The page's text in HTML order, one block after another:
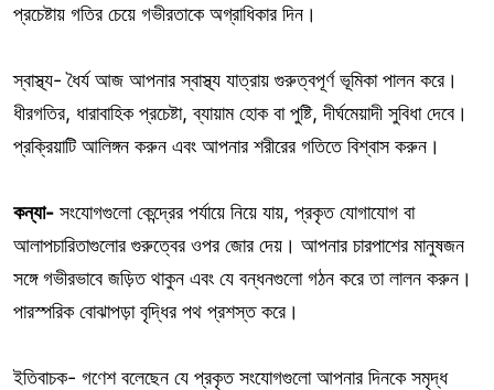
প্রচেষ্টায় গতির চেয়ে গভীরতাকে অগ্রাধিকার দিন।
স্বাস্থ্য- ধৈর্য আজ আপনার স্বাস্থ্য যাত্রায় গুরুত্বপূর্ণ ভূমিকা পালন করে।
ধীরগতির, ধারাবাহিক প্রচেষ্টা, ব্যায়াম হোক বা পুষ্টি, দীর্ঘমেয়াদী সুবিধা দেবে।
প্রক্রিয়াটি আলিঙ্গন করুন এবং আপনার শরীরের গতিতে বিশ্বাস করুন।
কন্যা- সংযোগগুলো কেন্দ্রের পর্যায়ে নিয়ে যায়, প্রকৃত যোগাযোগ বা
আলাপচারিতাগুলোর গুরুত্বের ওপর জোর দেয়। আপনার চারপাশের মানুষজন
সঙ্গে গভীরভাবে জড়িত থাকুন এবং যে বন্ধনগুলো গঠন করে তা লালন করুন।
পারস্পরিক বোঝাপড়া বৃদ্ধির পথ প্রশস্ত করে।
ইতিবাচক- গণেশ বলেছেন যে প্রকৃত সংযোগগুলো আপনার দিনকে সমৃদ্ধ